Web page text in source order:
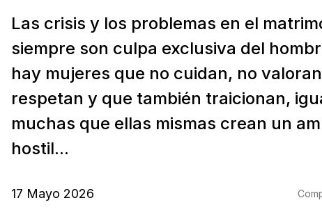
Las crisis y los problemas en el
siempre son culpa exclusiva del
hay mujeres que no cuidan, no
respetan y que también traicionan,
muchas que ellas mismas crean un
hostil...
17 Mayo 2026